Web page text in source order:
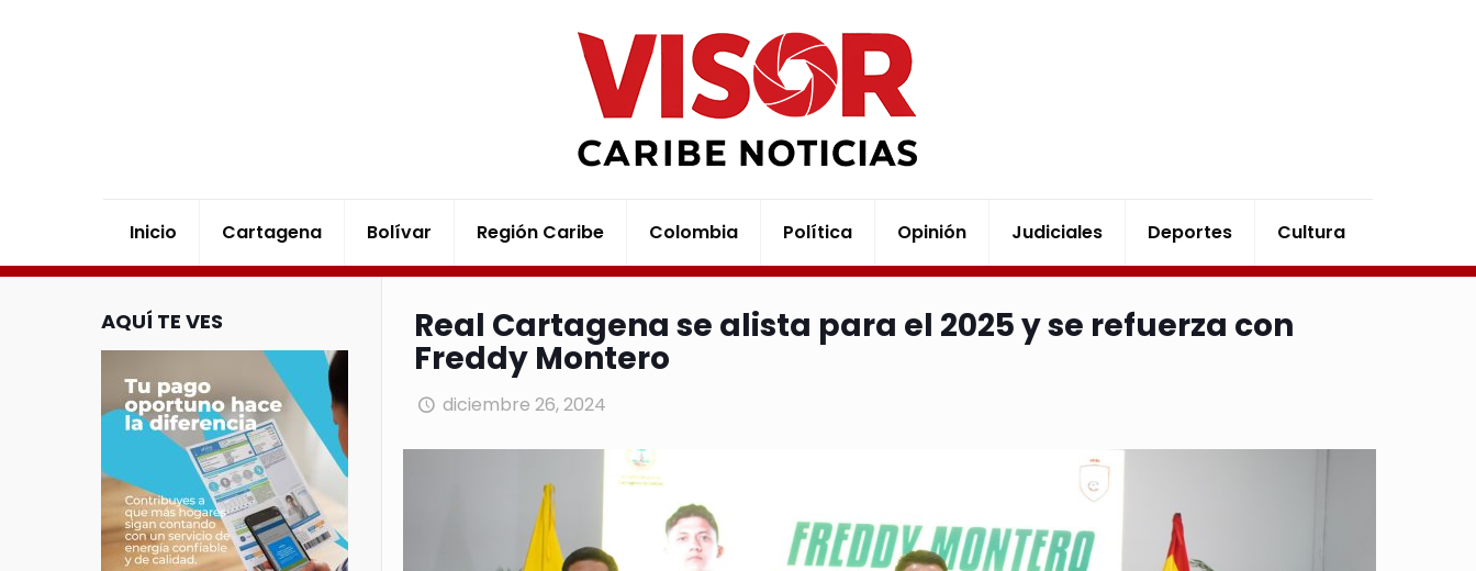
Inicio Cartagena Bolívar Región Caribe Colombia Política Opinión Judiciales Deportes Cultura
Real Cartagena se alista para el 2025 y se refuerza con
Freddy Montero
diciembre 26, 2024
AQUÍ TE VES